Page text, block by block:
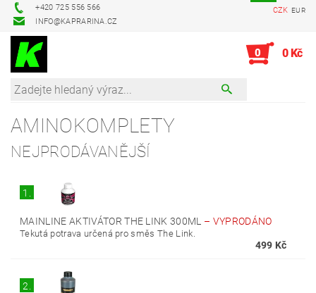
+420 725 556 566
INFO@KAPRARINA.CZ
CZK EUR
0 0 Kč
AMINOKOMPLETY
NEJPRODÁVANĚJŠÍ
1.
MAINLINE AKTIVÁTOR THE LINK 300ML – VYPRODÁNO
Tekutá potrava určená pro směs The Link.
499 Kč
2.